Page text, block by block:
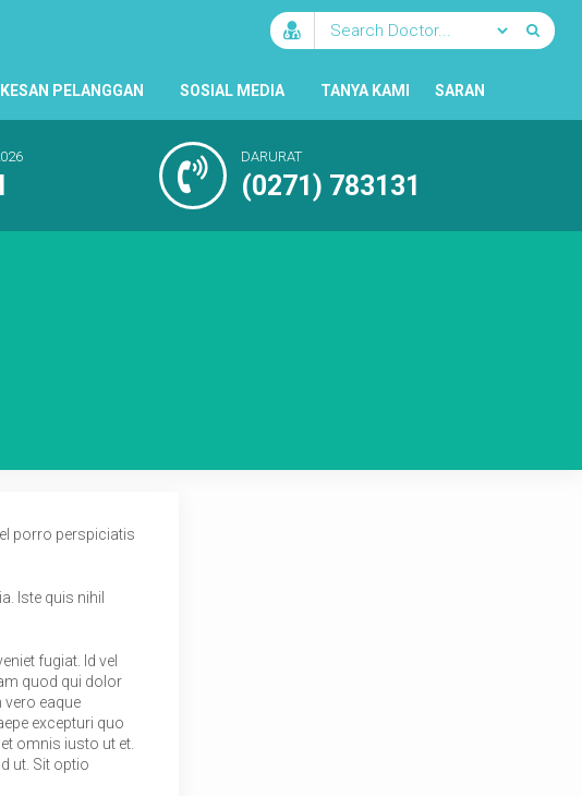
KESAN PELANGGAN SOSIAL MEDIA TANYA KAMI SARAN
DARURAT
(0271) 783131
porro perspiciatis
Iste quis nihil
fugiat. Id vel
quod qui dolor
eaque
excepturi quo
omnis iusto ut et.
ut. Sit optio